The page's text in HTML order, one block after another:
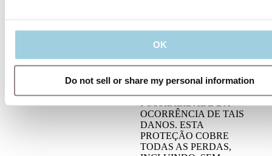
OK
Do not sell or share my personal information
OU QUALQUER OUTRA
TEORIA LEGAL E QUER
A ATOS MEDICAL AB
SEJA OU NÃO AVISADA
POSSIBILIDADE DA
OCORRÊNCIA DE TAIS
DANOS. ESTA
PROTEÇÃO COBRE
TODAS AS PERDAS,